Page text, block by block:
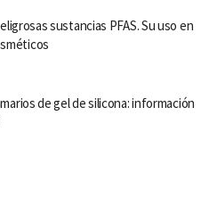
sustancias PFAS. Su uso en
de gel de silicona: información